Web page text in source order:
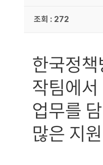
조회 : 272
한국정
작팀에서
업무를
많은 지